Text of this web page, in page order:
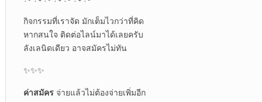
กิจกรรมที่เราจัด มักเต็มไวกว่าที่คิด
หากสนใจ ติดต่อไลน์มาได้เลยครับ
ลังเลนิดเดียว อาจสมัครไม่ทัน
✨✨✨
ค่าสมัครจ่ายแล้วไม่ต้องจ่ายเพิ่มอีก